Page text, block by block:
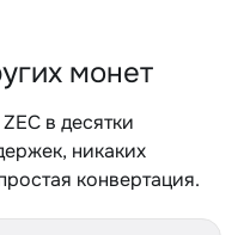
монет
в десятки
никаких
конвертация.